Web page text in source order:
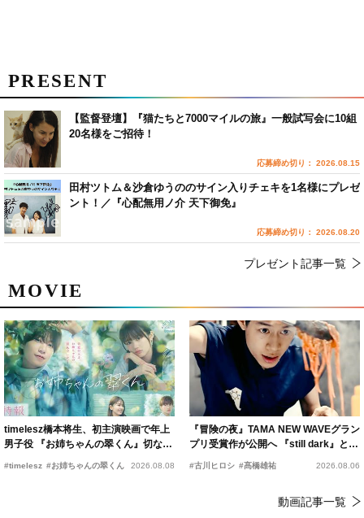
MOVIE
timelesz橋本将生、初主演映画で年上
男子役 『お姉ちゃんの翠くん』切ない
恋の幕開けを予感
#timelesz #お姉ちゃんの翠くん 2026.08.08
『冒険の夜』TAMA NEW WAVEグラン
プリ受賞作が公開へ 『still dark』と同
時上映決定
#古川ヒロシ #髙橋雄祐 2026.08.06
動画記事一覧
PRESENT
【監督登壇】『猫たちと7000マイルの旅』一般試写会に10組
20名様をご招待！
応募締め切り： 2026.08.15
田村ツトム＆沙倉ゆうののサイン入りチェキを1名様にプレゼ
ント！／『心配無用ノ介 天下御免』
応募締め切り： 2026.08.20
プレゼント記事一覧